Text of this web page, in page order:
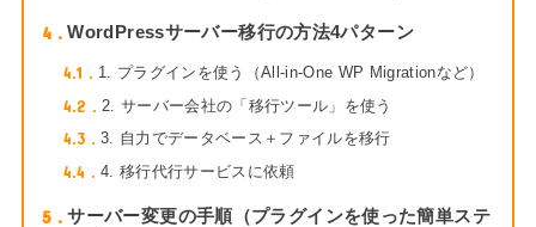
4 WordPressサーバー移行の方法4パターン
4.1 1. プラグインを使う（All-in-One WP Migrationなど）
4.2 2. サーバー会社の「移行ツール」を使う
4.3 3. 自力でデータベース＋ファイルを移行
4.4 4. 移行代行サービスに依頼
5
サーバー変更の手順（プラグインを使った簡単ステ